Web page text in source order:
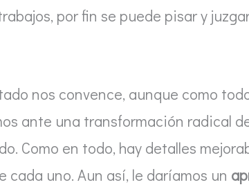
por fin se puede pisar y
nos convence, aunque como
ante una transformación radical
Como en todo, hay detalles
cada uno. Aun así, le daríamos un